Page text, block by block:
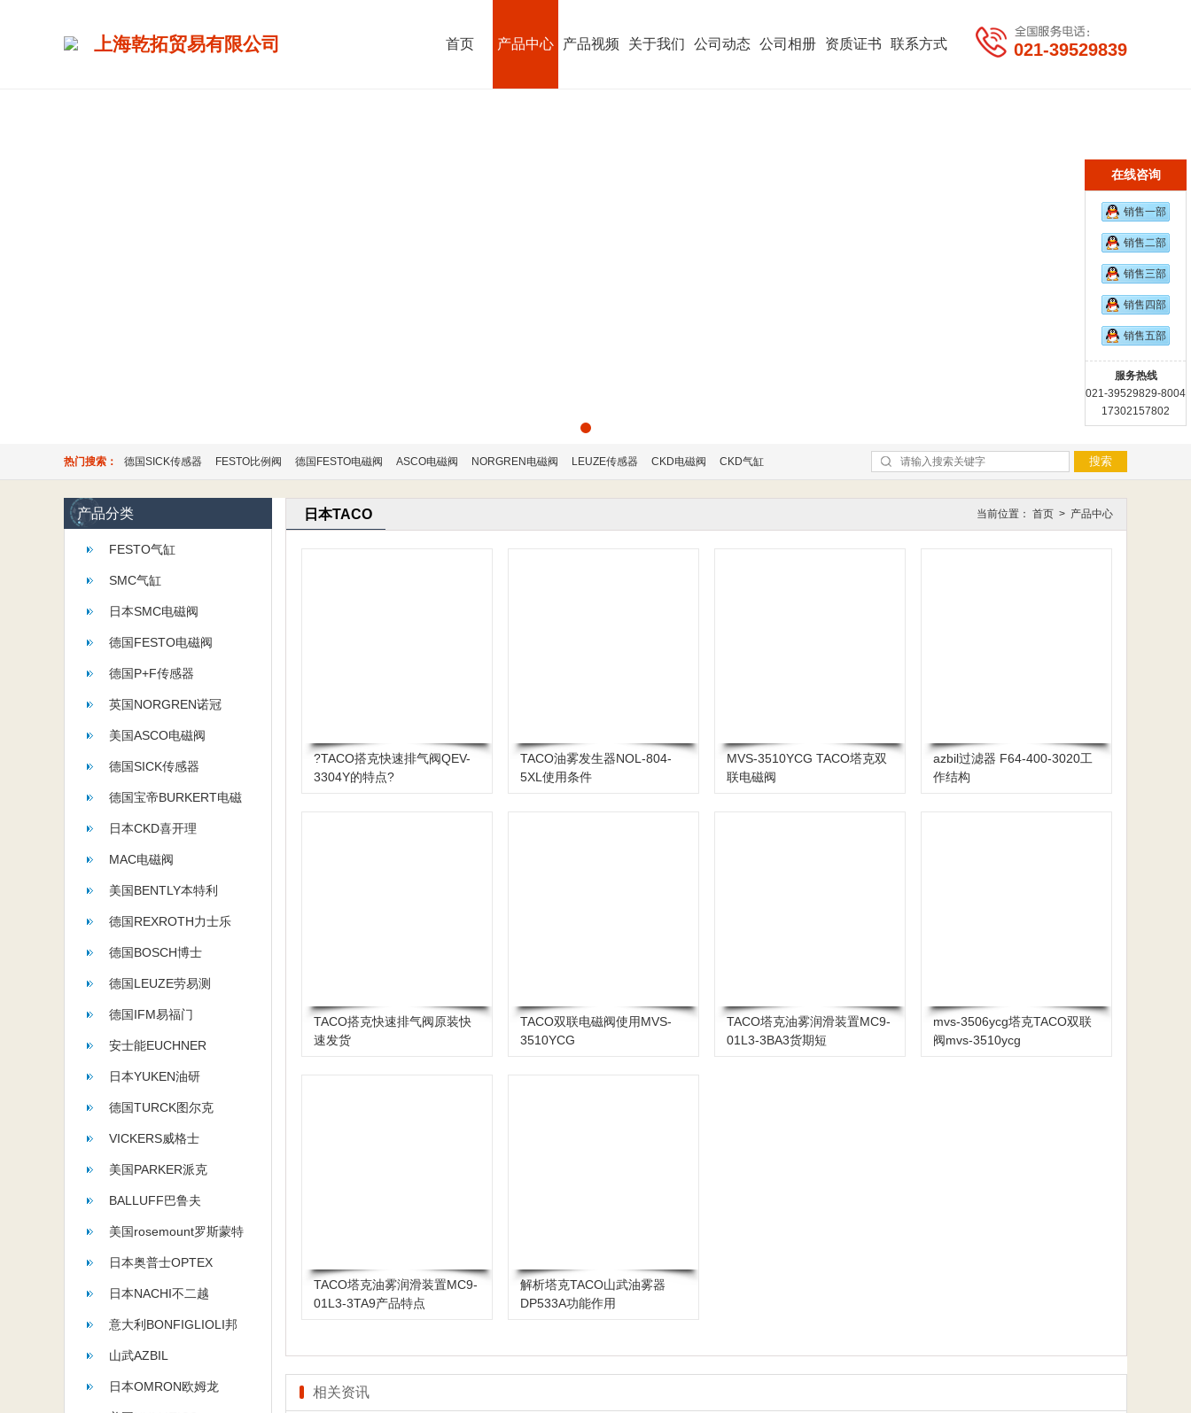
上海乾拓贸易有限公司 首页 产品中心 产品视频 关于我们 公司动态 公司相册 资质证书 联系方式 021-39529839
热门搜索： 德国SICK传感器 FESTO比例阀 德国FESTO电磁阀 ASCO电磁阀 NORGREN电磁阀 LEUZE传感器 CKD电磁阀 CKD气缸
产品分类
FESTO气缸
SMC气缸
日本SMC电磁阀
德国FESTO电磁阀
德国P+F传感器
英国NORGREN诺冠
美国ASCO电磁阀
德国SICK传感器
德国宝帝BURKERT电磁
阀
日本CKD喜开理
MAC电磁阀
美国BENTLY本特利
德国REXROTH力士乐
德国BOSCH博士
德国LEUZE劳易测
德国IFM易福门
安士能EUCHNER
日本YUKEN油研
德国TURCK图尔克
VICKERS威格士
美国PARKER派克
BALLUFF巴鲁夫
美国rosemount罗斯蒙特
日本奥普士OPTEX
日本NACHI不二越
意大利BONFIGLIOLI邦
飞利
山武AZBIL
日本OMRON欧姆龙
日本TACO 当前位置： 首页 > 产品中心
?TACO搭克快速排气阀QEV-
3304Y的特点?
TACO油雾发生器NOL-804-
5XL使用条件
MVS-3510YCG TACO塔克双
联电磁阀
azbil过滤器 F64-400-3020工
作结构
TACO搭克快速排气阀原装快
速发货
TACO双联电磁阀使用MVS-
3510YCG
TACO塔克油雾润滑装置MC9-
01L3-3BA3货期短
mvs-3506ycg塔克TACO双联
阀mvs-3510ycg
TACO塔克油雾润滑装置MC9-
01L3-3TA9产品特点
解析塔克TACO山武油雾器
DP533A功能作用
相关资讯
在线咨询
销售一部
销售二部
销售三部
销售四部
销售五部
服务热线
021-39529829-8004
17302157802